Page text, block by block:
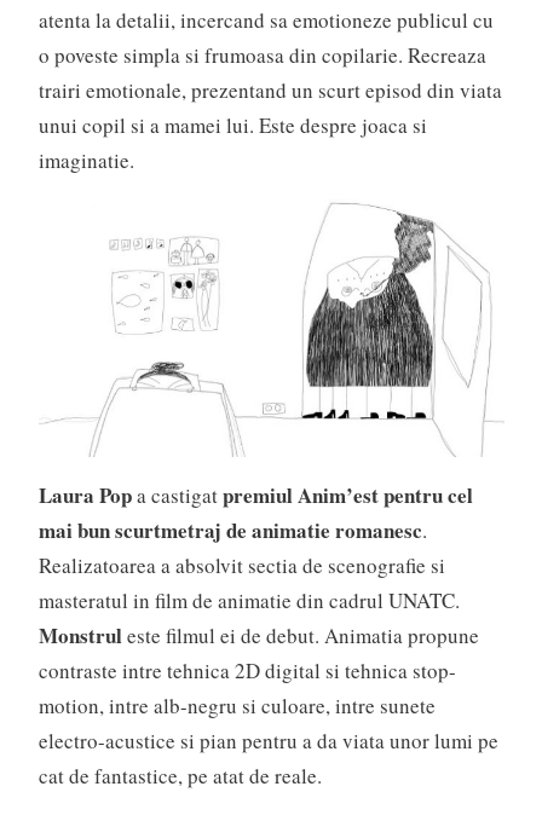
atenta la detalii, incercand sa emotioneze publicul cu
o poveste simpla si frumoasa din copilarie. Recreaza
trairi emotionale, prezentand un scurt episod din viata
unui copil si a mamei lui. Este despre joaca si
imaginatie.
Laura Popa castigatpremiul Anim’est pentru cel
mai bun scurtmetraj de animatie romanesc.
Realizatoarea a absolvit sectia de scenografie si
masteratul in film de animatie din cadrul UNATC.
Monstruleste filmul ei de debut. Animatia propune
contraste intre tehnica 2D digital si tehnica stop-
motion, intre alb-negru si culoare, intre sunete
electro-acustice si pian pentru a da viata unor lumi pe
cat de fantastice, pe atat de reale.